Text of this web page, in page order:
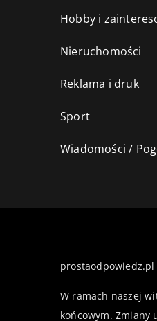
Hobby i
Nieruchomości
Reklama i druk
Sport
Wiadomości /
W ramach naszej
końcowym. Zmiany